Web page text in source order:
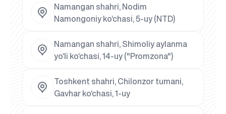
Namangan shahri, Nodim
Namongoniy ko‘chasi, 5-uy (NTD)
Namangan shahri, Shimoliy aylanma
yo‘li ko‘chasi, 14-uy ("Promzona")
Toshkent shahri, Chilonzor tumani,
Gavhar ko‘chasi, 1-uy